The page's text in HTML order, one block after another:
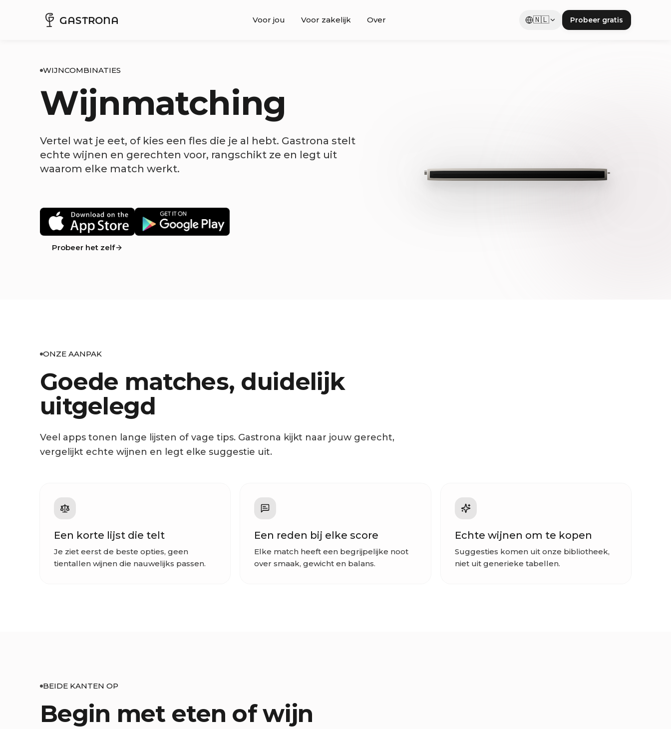
GASTRONA Voor jou Voor zakelijk Over 🇳🇱 Probeer gratis
WIJNCOMBINATIES
Wijnmatching
Vertel wat je eet, of kies een fles die je al hebt. Gastrona stelt
echte wijnen en gerechten voor, rangschikt ze en legt uit
waarom elke match werkt.
Probeer het zelf
ONZE AANPAK
Goede matches, duidelijk
uitgelegd
Veel apps tonen lange lijsten of vage tips. Gastrona kijkt naar jouw gerecht,
vergelijkt echte wijnen en legt elke suggestie uit.
Een korte lijst die telt
Je ziet eerst de beste opties, geen
tientallen wijnen die nauwelijks passen.
Een reden bij elke score
Elke match heeft een begrijpelijke noot
over smaak, gewicht en balans.
Echte wijnen om te kopen
Suggesties komen uit onze bibliotheek,
niet uit generieke tabellen.
BEIDE KANTEN OP
Begin met eten of wijn